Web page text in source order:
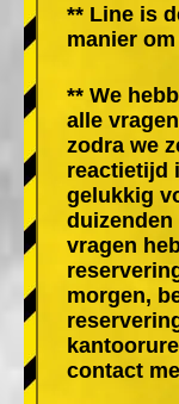
** Line is
manier
** We
alle
zodra we
reactietijd
gelukkig
duizenden
vragen
morgen,
contact